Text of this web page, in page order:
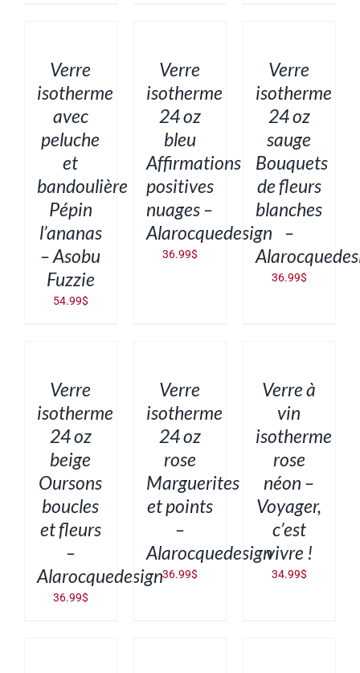
DÉTAILSVerre
isotherme
avec
peluche
et
bandoulière
Pépin
l’ananas
– Asobu
Fuzzie
54.99$
DÉTAILSVerre
isotherme
24 oz
bleu
Affirmations
positives
nuages –
Alarocquedesign
36.99$
DÉTAILSVerre
isotherme
24 oz
sauge
Bouquets
de fleurs
blanches
–
36.99$
DÉTAILSVerre
isotherme
24 oz
beige
Oursons
boucles
et fleurs
–
Alarocquedesign
36.99$
DÉTAILSVerre
isotherme
24 oz
rose
Marguerites
et points
–
Alarocquedesign
36.99$
DÉTAILS
Verre à
vin
isotherme
rose
néon –
Voyager,
c’est
vivre !
34.99$